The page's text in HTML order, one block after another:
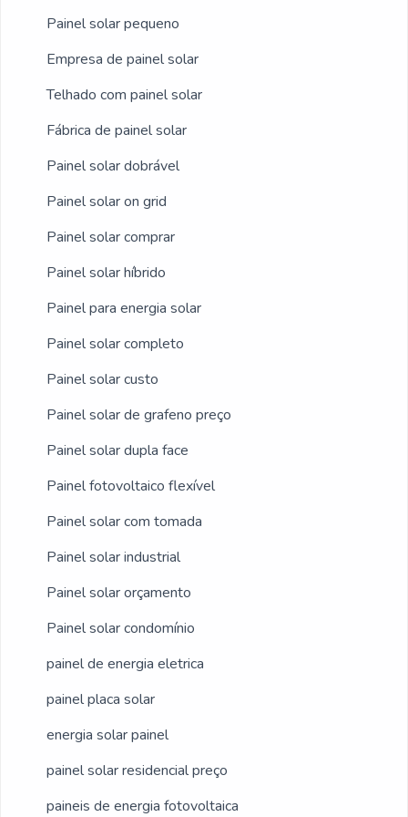
somados a um time com equipe
colaboradores eficientes, garante uma
entrega de excelência de ponta a ponta.
Painel solar pequeno
Empresa de painel solar
Telhado com painel solar
Fábrica de painel solar
Painel solar dobrável
Painel solar on grid
Painel solar comprar
Painel solar híbrido
Painel para energia solar
Painel solar completo
Painel solar custo
Painel solar de grafeno preço
Painel solar dupla face
Painel fotovoltaico flexível
Painel solar com tomada
Painel solar industrial
Painel solar orçamento
Painel solar condomínio
painel de energia eletrica
painel placa solar
energia solar painel
painel solar residencial preço
paineis de energia fotovoltaica